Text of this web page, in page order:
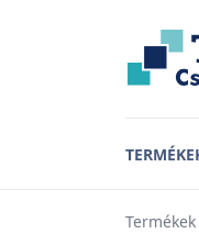
Termékek